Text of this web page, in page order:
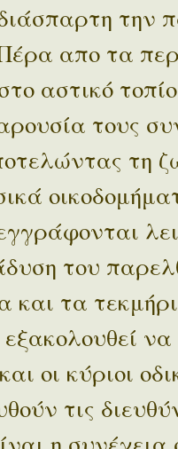
την
απο τα
αστικό
τους
τη
του
και τα
εξακολουθεί
οι κύριοι
τις